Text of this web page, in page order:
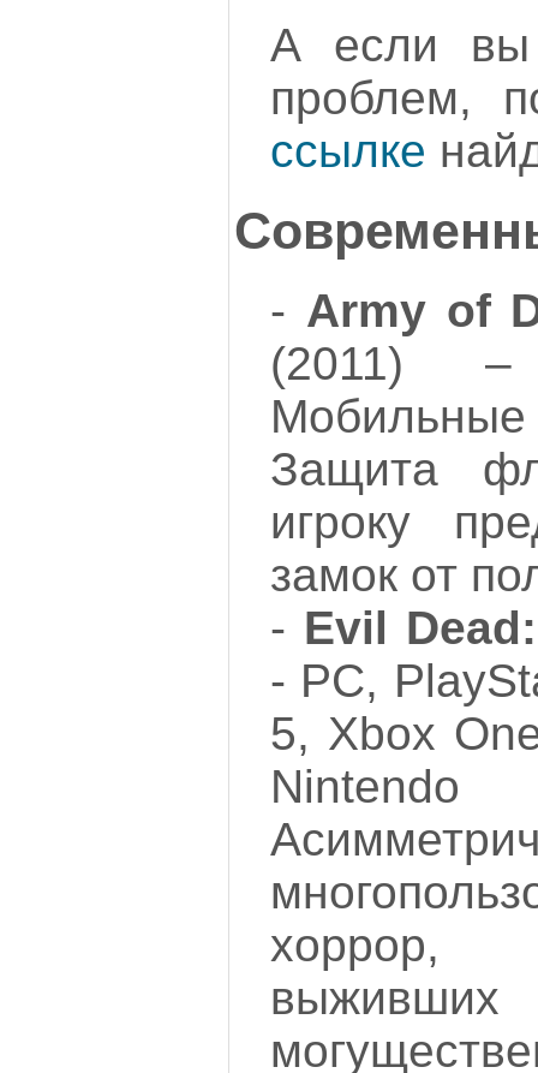
А если вы
проблем,
ссылке
- Army of
(2011)
Защита
игроку
замок от
- Evil
- PC,
5, Xbox
хоррор,